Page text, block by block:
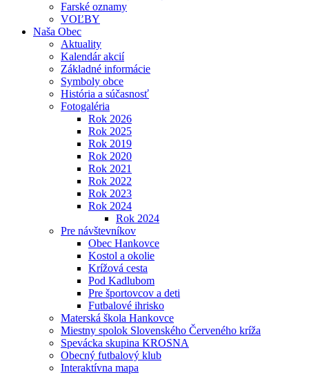
Farské oznamy
VOĽBY
Naša Obec
Aktuality
Kalendár akcií
Základné informácie
Symboly obce
História a súčasnosť
Fotogaléria
Rok 2026
Rok 2025
Rok 2019
Rok 2020
Rok 2021
Rok 2022
Rok 2023
Rok 2024
Rok 2024
Pre návštevníkov
Obec Hankovce
Kostol a okolie
Krížová cesta
Pod Kadlubom
Pre športovcov a deti
Futbalové ihrisko
Materská škola Hankovce
Miestny spolok Slovenského Červeného kríža
Spevácka skupina KROSNA
Obecný futbalový klub
Interaktívna mapa